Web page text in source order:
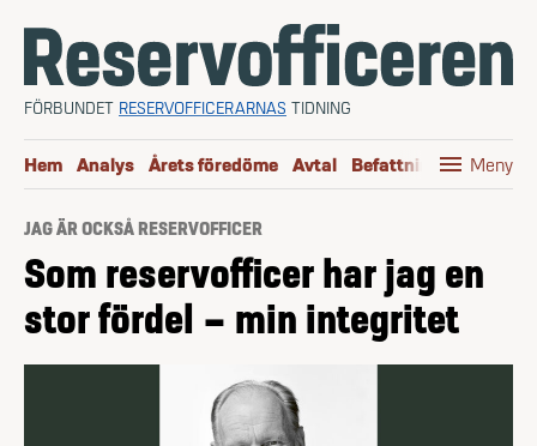
FÖRBUNDET RESERVOFFICERARNAS TIDNING
Hem Analys Årets föredöme Avtal Befattningen
menu Meny
JAG ÄR OCKSÅ RESERVOFFICER
Som reservofficer har jag en
stor fördel – min integritet